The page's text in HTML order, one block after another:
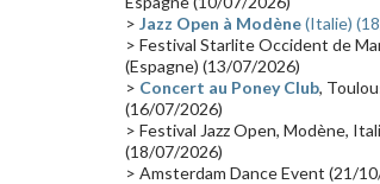
Synthé 80's(16) Les concerts en
Cinéma(16) Houston
Synthé Roland Belgique
Récompense(14) Collaborations
Astronomie(14) France Inter(14)
> Jazz Open à Modène(Italie)
> Festival Starlite Occident de
(Espagne) (13/07/2026)
> Concert au Poney Club,
(16/07/2026)
> Festival Jazz Open, Modène,
(18/07/2026)
> Amsterdam Dance Event (21/